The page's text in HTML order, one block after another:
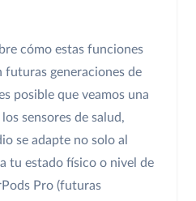
cómo estas funciones
futuras generaciones de
posible que veamos una
sensores de salud,
se adapte no solo al
tu estado físico o nivel de
Pro (futuras